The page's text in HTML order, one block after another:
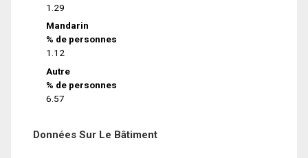
1.29
Mandarin
% de personnes
1.12
Autre
% de personnes
6.57
Données Sur Le Bâtiment